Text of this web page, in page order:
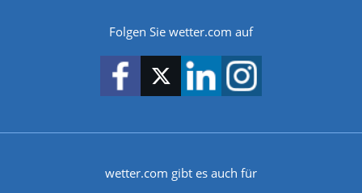
Folgen Sie wetter.com auf
wetter.com gibt es auch für